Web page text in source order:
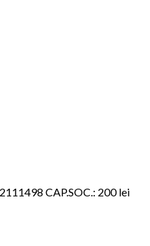
CAP.SOC.: 200 lei